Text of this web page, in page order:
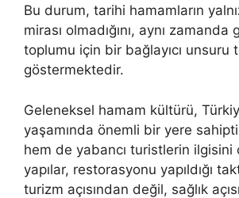
Bu durum, tarihi hamamların
mirası olmadığını, aynı zamanda
toplumu için bir bağlayıcı unsuru
göstermektedir.
Geleneksel hamam kültürü,
yaşamında önemli bir yere
hem de yabancı turistlerin ilgisini
yapılar, restorasyonu yapıldığı
turizm açısından değil, sağlık